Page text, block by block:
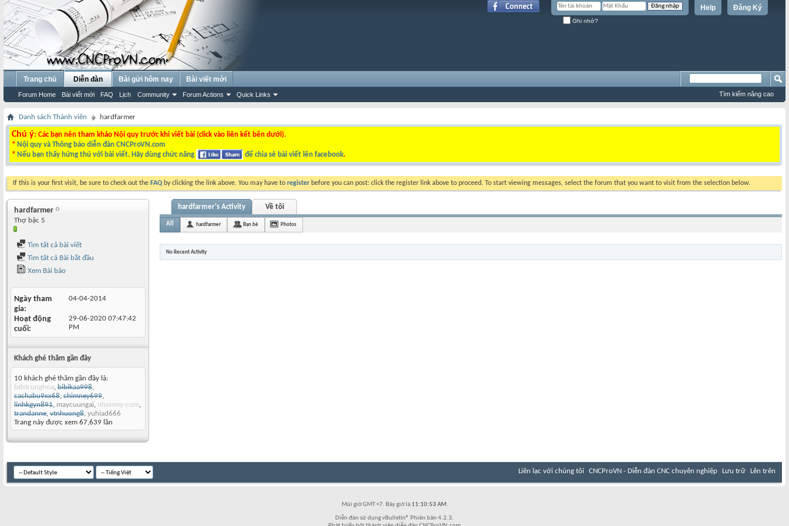
Đăng Ký
Help
Ghi nhớ?
Trang chủ Diễn đàn
Forum Home Bài viết mới FAQ Lịch Community Forum Actions Quick Links
Bài gửi hôm nay Bài viết mới
Tìm kiếm nâng cao
Danh sách Thành viên hardfarmer
Chú ý: Các bạn nên tham khảo Nội quy trước khi viết bài (click vào liên kết bên dưới).
* Nội quy và Thông báo diễn đàn CNCProVN.com
* Nếu bạn thấy hứng thú với bài viết. Hãy dùng chức năng để chia sẻ bài viết lên facebook.
If this is your first visit, be sure to check out the FAQ by clicking the link above. You may have to register before you can post: click the register link above to proceed. To start viewing messages, select the forum that you want to visit from the selection below.
hardfarmer
Thợ bậc 5
Tìm tất cả bài viết
Tìm tất cả Bài bắt đầu
Xem Bài báo
Ngày tham
gia
04-04-2014
Hoạt động
cuối
29-06-2020 07:47:42
PM
Khách ghé thăm gần đây
10 khách ghé thăm gần đây là:
bdstrunghoa, bibikaa998,
cachabu9xx68, chimney699,
linhkgyn891, maycuungai, nhonmy-com,
trandanne, vtnhuong8, yuhiad666
Trang này được xem 67,639 lần
hardfarmer's Activity Về tôi
All hardfarmer Bạn bè Photos
No Recent Activity
Liên lạc với chúng tôi CNCProVN - Diễn đàn CNC chuyên nghiệp Lưu trữ Lên trên
Múi giờ GMT +7. Bây giờ là 11:10:53 AM.
Diễn đàn sử dụng vBulletin® Phiên bản 4.2.3.